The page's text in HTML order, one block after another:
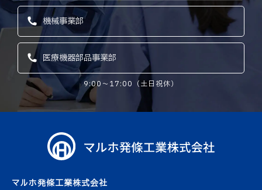
機械事業部
医療機器部品事業部
9:00〜17:00（土日祝休）
マルホ発條工業株式会社